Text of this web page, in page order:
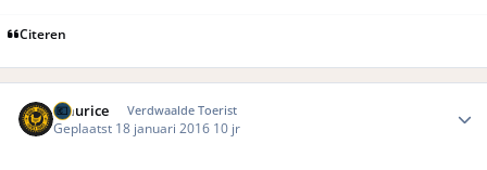
Citeren
Maurice Verdwaalde Toerist
Geplaatst 18 januari 2016 10 jr